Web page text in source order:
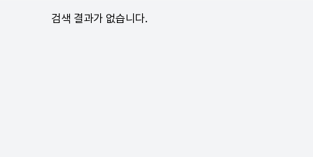
검색 결과가 없습니다.